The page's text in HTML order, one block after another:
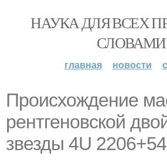
НАУКА ДЛЯ ВСЕХ
СЛОВАМИ
главная новости
Происхождение
рентгеновской
звезды 4U